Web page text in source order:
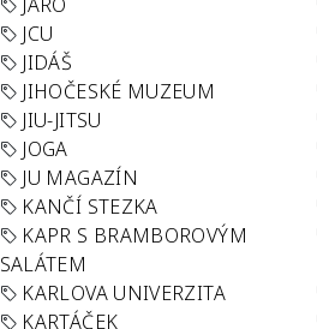
JCU
JIDÁŠ
JIHOČESKÉ MUZEUM
JIU-JITSU
JOGA
JU MAGAZÍN
KANČÍ STEZKA
KAPR S BRAMBOROVÝM
SALÁTEM
KARLOVA UNIVERZITA
KARTÁČEK